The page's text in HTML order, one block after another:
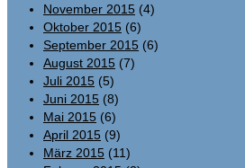
November 2015 (4)
Oktober 2015 (6)
September 2015 (6)
August 2015 (7)
Juli 2015 (5)
Juni 2015 (8)
Mai 2015 (6)
April 2015 (9)
März 2015 (11)